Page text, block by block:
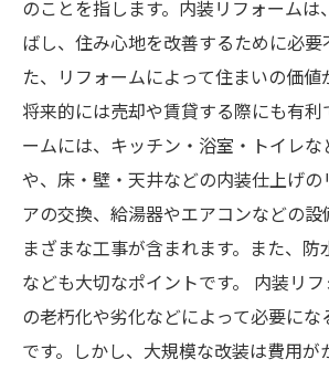
のことを指します。内装リフォームは
ばし、住み心地を改善するために必要
た、リフォームによって住まいの価値
将来的には売却や賃貸する際にも有利
ームには、キッチン・浴室・トイレ
や、床・壁・天井などの内装仕上げの
アの交換、給湯器やエアコンなどの設
まざまな工事が含まれます。また、防
なども大切なポイントです。 内装リ
の老朽化や劣化などによって必要に
です。しかし、大規模な改装は費用が